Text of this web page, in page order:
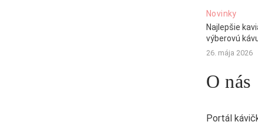
Novinky
Najlepšie
výberovú
26. mája 2026
O nás
Portál